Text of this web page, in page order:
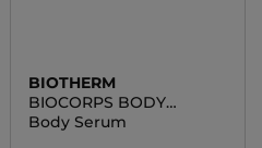
BIOTHERM
BIOCORPS BODY
SERUM
Body Serum